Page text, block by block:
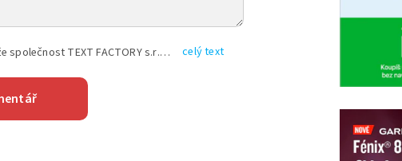
Vyplněním shora uvedených údajů beru na vědomí, že společnost TEXT FACTORY s.r.o., sídlem Brno, Durďákova 336/29, Černá Pole, PSČ: 613 00, IČ: 06157831, zapsané u Krajského soudu v Brně, oddíl C, vložka 100399, bude zpracovávat mé osobní údaje uvedené v rámci mnou vyplněného registračního formuláře na základě oprávněných zájmů TEXT FACTORY s.r.o. dle čl. 6 odst. 1 písm. f) GDPR a pro splnění právních povinností (čl. 6 odst. 1 písm. c) GDPR), a to pro tyto účely: nezbytnost zajistit oprávnění návštěvníka webových stránek provozovaných společností TEXT FACTORY s.r.o. přispívat aktivně ke zveřejněným článkům nebo v rámci diskusních fór a výkon práv TEXT FACTORY s.r.o. jako administrátora těchto diskusních fór. Více informací o zpracování osobních údajů a právech lze nalézt v celý text